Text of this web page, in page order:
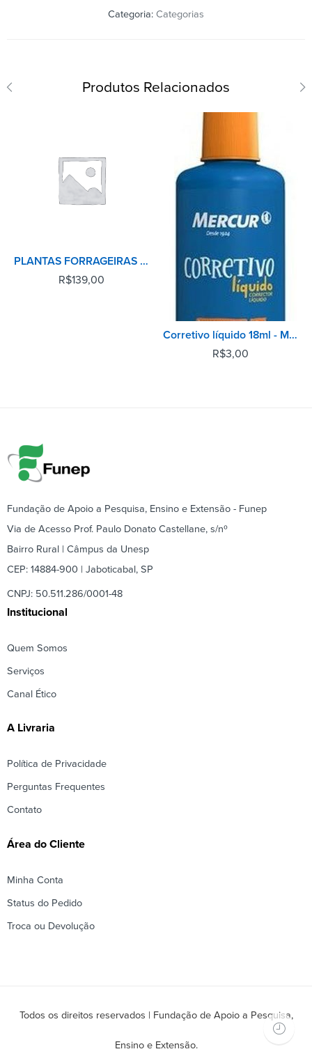
Categoria: Categorias
Produtos Relacionados
PLANTAS FORRAGEIRAS DE A A Z 2ª EDICAO
R$139,00
Corretivo líquido 18ml - Mercur
R$3,00
Fundação de Apoio a Pesquisa, Ensino e Extensão - Funep
Via de Acesso Prof. Paulo Donato Castellane, s/nº
Bairro Rural | Câmpus da Unesp
CEP: 14884-900 | Jaboticabal, SP
CNPJ: 50.511.286/0001-48
Institucional
Quem Somos
Serviços
Canal Ético
A Livraria
Política de Privacidade
Perguntas Frequentes
Contato
Área do Cliente
Minha Conta
Status do Pedido
Troca ou Devolução
Todos os direitos reservados | Fundação de Apoio a Pesquisa,
Ensino e Extensão.